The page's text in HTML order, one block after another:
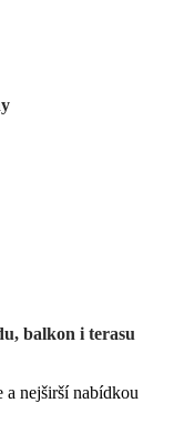
balkon i terasu
a nejširší nabídkou